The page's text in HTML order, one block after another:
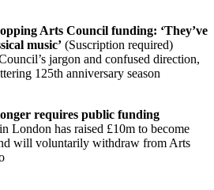
Arts Council funding: ‘They’ve
music’ (Suscription required)
jargon and confused direction,
125th anniversary season
requires public funding
London has raised £10m to become
will voluntarily withdraw from Arts